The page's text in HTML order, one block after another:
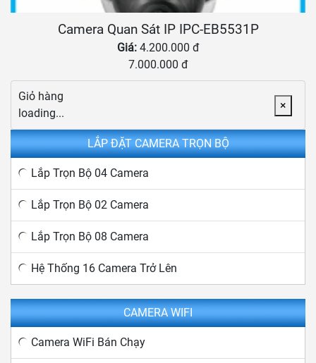
Camera Quan Sát IP IPC-EB5531P
Giá: 4.200.000 đ
7.000.000 đ
×
Giỏ hàng
loading...
LẮP ĐẶT CAMERA TRỌN BỘ
Lắp Trọn Bộ 04 Camera
Lắp Trọn Bộ 02 Camera
Lắp Trọn Bộ 08 Camera
Hệ Thống 16 Camera Trở Lên
CAMERA WIFI
Camera WiFi Bán Chạy